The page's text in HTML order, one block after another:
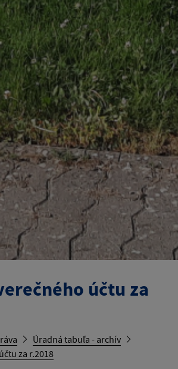
účtu za
Úradná tabuľa - archív
za r.2018